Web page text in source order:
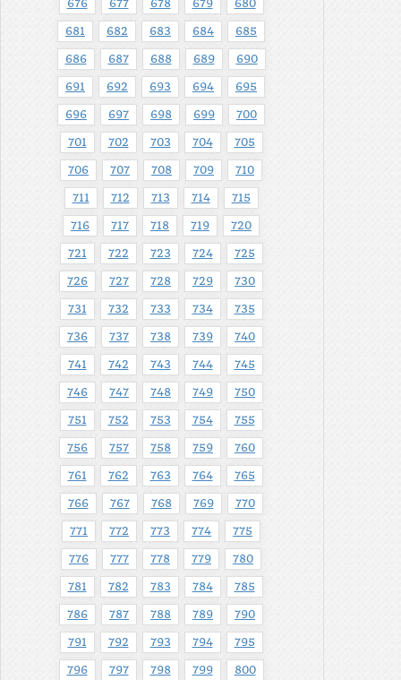
676 677 678 679 680
681 682 683 684 685
686 687 688 689 690
691 692 693 694 695
696 697 698 699 700
701 702 703 704 705
706 707 708 709 710
711 712 713 714 715
716 717 718 719 720
721 722 723 724 725
726 727 728 729 730
731 732 733 734 735
736 737 738 739 740
741 742 743 744 745
746 747 748 749 750
751 752 753 754 755
756 757 758 759 760
761 762 763 764 765
766 767 768 769 770
771 772 773 774 775
776 777 778 779 780
781 782 783 784 785
786 787 788 789 790
791 792 793 794 795
796 797 798 799 800